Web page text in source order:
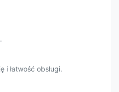
i łatwość obsługi.